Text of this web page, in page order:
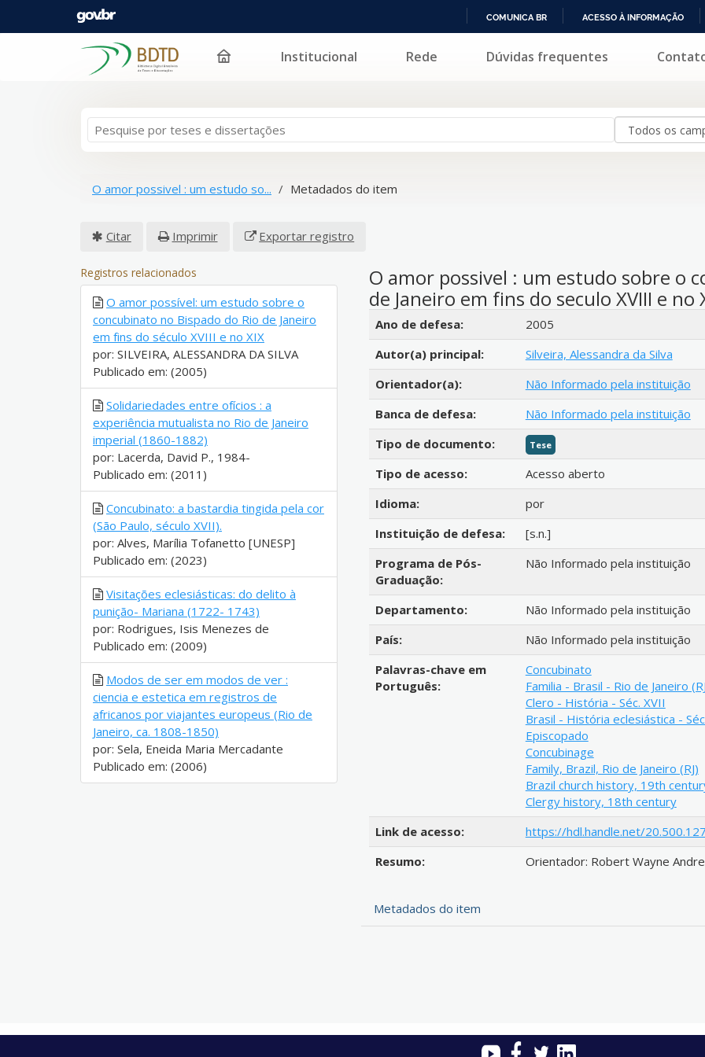
PARA
COMUNICA BR ACESSO À INFORMAÇÃO
Pular para o conteúdo Institucional Rede Dúvidas frequentes
O amor possivel : um estudo so... Metadados do item
Citar Imprimir Exportar registro
O amor possivel : um estudo sobre o
de Janeiro em fins do seculo XVIII e no
Detalhes bibliográficos
Ano de defesa:
2005
Autor(a) principal:
Silveira, Alessandra da Silva
Orientador(a):
Não Informado pela instituição
Banca de defesa:
Não Informado pela instituição
Tipo de documento:
Tese
Tipo de acesso:
Acesso aberto
Idioma:
por
Instituição de defesa:
[s.n.]
Programa de Pós-
Graduação:
Não Informado pela instituição
Departamento:
Não Informado pela instituição
País:
Não Informado pela instituição
Palavras-chave em
Português:
Concubinato
Familia - Brasil - Rio de Janeiro
Clero - História - Séc. XVII
Brasil - História eclesiástica -
Episcopado
Concubinage
Family, Brazil, Rio de Janeiro (RJ)
Brazil church history, 19th
Clergy history, 18th century
Link de acesso:
https://hdl.handle.net/
Resumo:
Orientador: Robert Wayne
Metadados do item
Registros relacionados
O amor possível: um estudo sobre o
concubinato no Bispado do Rio de Janeiro
em fins do século XVIII e no XIX
por: SILVEIRA, ALESSANDRA DA SILVA
Publicado em: (2005)
Solidariedades entre ofícios : a
experiência mutualista no Rio de Janeiro
imperial (1860-1882)
por: Lacerda, David P., 1984-
Publicado em: (2011)
Concubinato: a bastardia tingida pela cor
(São Paulo, século XVII).
por: Alves, Marília Tofanetto [UNESP]
Publicado em: (2023)
Visitações eclesiásticas: do delito à
punição- Mariana (1722- 1743)
por: Rodrigues, Isis Menezes de
Publicado em: (2009)
Modos de ser em modos de ver :
ciencia e estetica em registros de
africanos por viajantes europeus (Rio de
Janeiro, ca. 1808-1850)
por: Sela, Eneida Maria Mercadante
Publicado em: (2006)